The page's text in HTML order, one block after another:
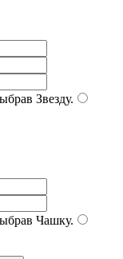
Звезду.
Чашку.